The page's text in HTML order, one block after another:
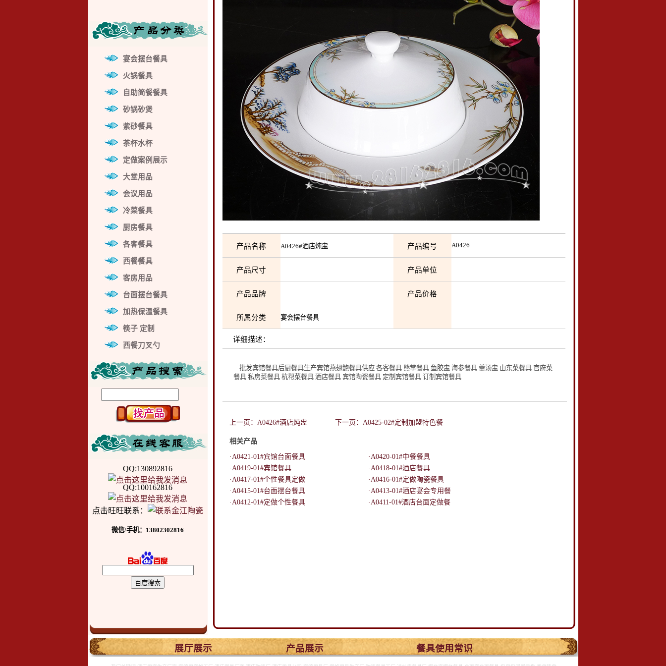
宴会摆台餐具
火锅餐具
自助简餐餐具
砂锅砂煲
紫砂餐具
茶杯水杯
定做案例展示
大堂用品
会议用品
冷菜餐具
厨房餐具
各客餐具
西餐餐具
客房用品
台面摆台餐具
加热保温餐具
筷子 定制
西餐刀叉勺
QQ:130892816
QQ:100162816
点击旺旺联系：
微信/手机：13802302816
产品名称 A0426#酒店炖盅 产品编号 A0426
产品尺寸 产品单位
产品品牌 产品价格
所属分类 宴会摆台餐具
详细描述：
批发宾馆餐具后厨餐具生产宾馆燕翅鲍餐具供应 各客餐具 熊掌餐具 鱼胶盅 海参餐具 羹汤盅 山东菜餐具 官府菜
餐具 私房菜餐具 杭帮菜餐具 酒店餐具 宾馆陶瓷餐具 定制宾馆餐具 订制宾馆餐具
上一页：A0426#酒店炖盅 下一页：A0425-02#定制加盟特色餐
相关产品
·A0421-01#宾馆台面餐具
·A0420-01#中餐餐具
·A0419-01#宾馆餐具
·A0418-01#酒店餐具
·A0417-01#个性餐具定做
·A0416-01#定做陶瓷餐具
·A0415-01#台面摆台餐具
·A0413-01#酒店宴会专用餐
·A0412-01#定做个性餐具
·A0411-01#酒店台面定做餐
. 展厅展示 产品展示 餐具使用常识 .